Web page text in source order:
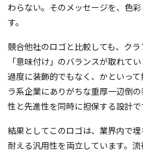
わらない。そのメッセージを、色
す。
競合他社のロゴと比較しても、ク
「意味付け」のバランスが取れてい
過度に装飾的でもなく、かといっ
ラ系企業にありがちな重厚一辺倒
性と先進性を同時に担保する設計で
結果としてこのロゴは、業界内で
耐える汎用性を両立しています。流